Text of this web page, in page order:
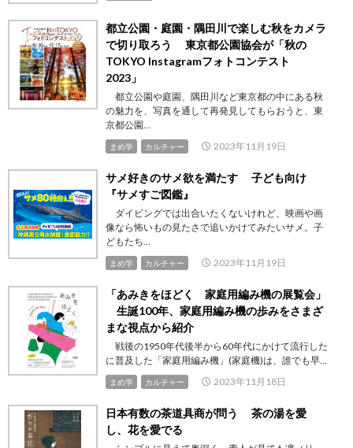
都立公園・庭園・隅田川で楽しむ秋をカメラ
で切り取ろう 東京都公園協会が「秋の
TOKYO Instagramフォトコンテスト
2023」
都立公園や庭園、隅田川など東京都の中にある秋
の魅力を、写真を通して再発見してもらおうと、東
京都公園...
まめ学 カルチャー 2023年11月19日
サメ好きのサメ欲を満たす 子ども向け
『サメすご図鑑』
ダイビングでは出合いたくないけれど、映画や画
像なら怖いもの見たさで追いかけてみたいサメ。子
どもたち...
まめ学 カルチャー 2023年11月19日
「あみきをほどく 家庭用編み機の展覧会」
生誕100年、家庭用編み機の歩みをさまざ
まな視点から紹介
戦後の1950年代後半から60年代にかけて流行した
に普及した「家庭用編み機」(家庭機)は、誰でも早...
まめ学 カルチャー 2023年11月18日
日本有数の茶道具商が問う 茶の湯を愛
し、花を愛でる